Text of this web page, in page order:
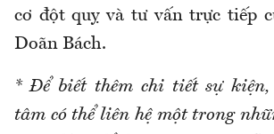
cơ đột quỵ và tư vấn trực tiếp
Doãn Bách.
* Để biết thêm chi tiết sự
tâm có thể liên hệ một trong